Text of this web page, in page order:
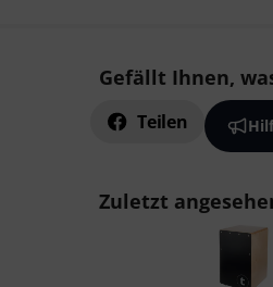
Gefällt Ihnen,
Teilen
Zuletzt